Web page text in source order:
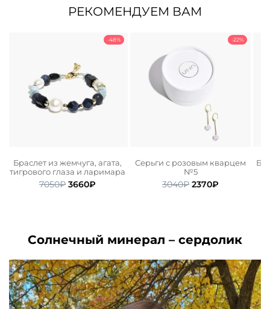
РЕКОМЕНДУЕМ ВАМ
-48%
Браслет из жемчуга, агата,
тигрового глаза и ларимара
7050₽ Первоначальная
3660₽
-22%
Серьги с розовым кварцем
№5
3040₽ Первоначальная
2370₽
Солнечный минерал – сердолик